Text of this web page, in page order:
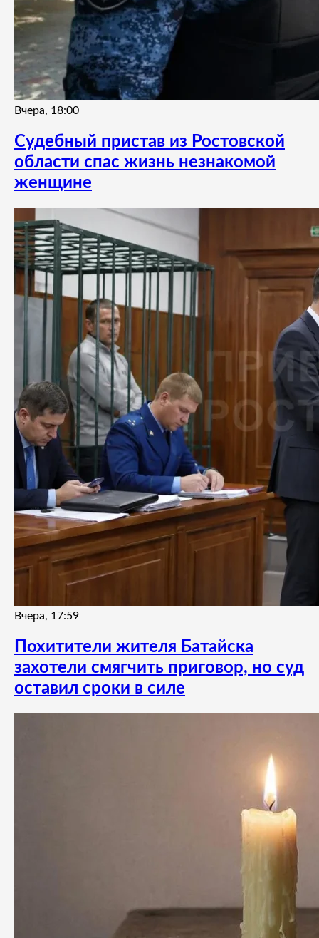
Вчера, 18:00
Судебный пристав из Ростовской
области спас жизнь незнакомой
женщине
Вчера, 17:59
Похитители жителя Батайска
захотели смягчить приговор, но суд
оставил сроки в силе